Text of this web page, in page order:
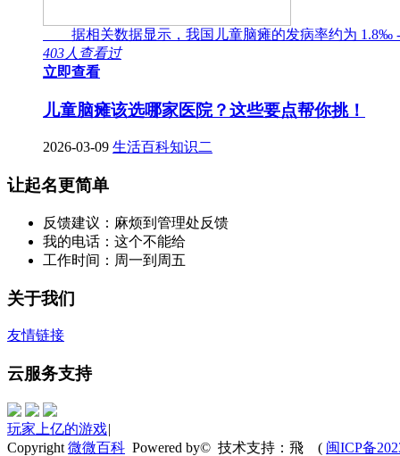
据相关数据显示，我国儿童脑瘫的发病率约为 1.8‰
403人查看过
立即查看
儿童脑瘫该选哪家医院？这些要点帮你挑！
2026-03-09 生活百科知识二
让起名更简单
反馈建议：麻烦到管理处反馈
我的电话：这个不能给
工作时间：周一到周五
关于我们
友情链接
云服务支持
玩家上亿的游戏|
Copyright 微微百科 Powered by© 技术支持：飛 ( 闽ICP备